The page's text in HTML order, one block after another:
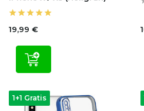
19,99 €
1+1 Gratis